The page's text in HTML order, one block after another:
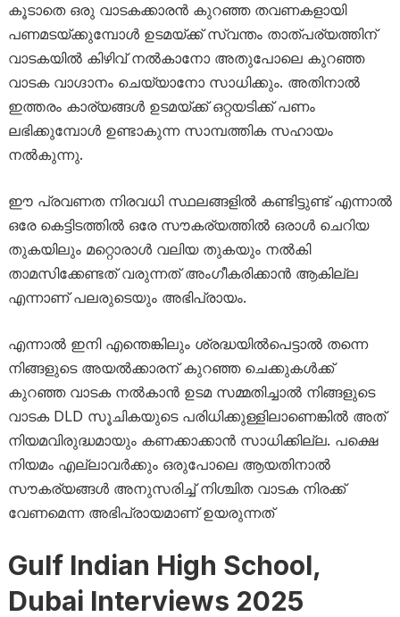
കൂടാതെ ഒരു വാടകക്കാരൻ കുറഞ്ഞ തവണകളായി
പണമടയ്ക്കുമ്പോൾ ഉടമയ്ക്ക് സ്വന്തം താത്പര്യത്തിന്
വാടകയിൽ കിഴിവ് നൽകാനോ അതുപോലെ കുറഞ്ഞ
വാടക വാഗ്ദാനം ചെയ്യാനോ സാധിക്കും. അതിനാൽ
ഇത്തരം കാര്യങ്ങൾ ഉടമയ്ക്ക് ഒറ്റയടിക്ക് പണം
ലഭിക്കുമ്പോൾ ഉണ്ടാകുന്ന സാമ്പത്തിക സഹായം
നൽകുന്നു.
ഈ പ്രവണത നിരവധി സ്ഥലങ്ങളിൽ കണ്ടിട്ടുണ്ട് എന്നാൽ
ഒരേ കെട്ടിടത്തിൽ ഒരേ സൗകര്യത്തിൽ ഒരാൾ ചെറിയ
തുകയിലും മറ്റൊരാൾ വലിയ തുകയും നൽകി
താമസിക്കേണ്ടത് വരുന്നത് അംഗീകരിക്കാൻ ആകില്ല
എന്നാണ് പലരുടെയും അഭിപ്രായം.
എന്നാൽ ഇനി എന്തെങ്കിലും ശ്രദ്ധയിൽപെട്ടാൽ തന്നെ
നിങ്ങളുടെ അയൽക്കാരന് കുറഞ്ഞ ചെക്കുകൾക്ക്
കുറഞ്ഞ വാടക നൽകാൻ ഉടമ സമ്മതിച്ചാൽ നിങ്ങളുടെ
വാടക DLD സൂചികയുടെ പരിധിക്കുള്ളിലാണെങ്കിൽ അത്
നിയമവിരുദ്ധമായും കണക്കാക്കാൻ സാധിക്കില്ല. പക്ഷെ
നിയമം എല്ലാവർക്കും ഒരുപോലെ ആയതിനാൽ
സൗകര്യങ്ങൾ അനുസരിച്ച് നിശ്ചിത വാടക നിരക്ക്
വേണമെന്ന അഭിപ്രായമാണ് ഉയരുന്നത്
Gulf Indian High School,
Dubai Interviews 2025